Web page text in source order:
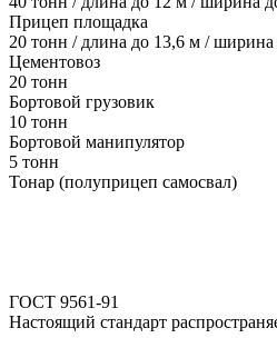
Прицеп площадка
20 тонн / длина до 13,6 м /
Цементовоз
20 тонн
Бортовой грузовик
10 тонн
Бортовой манипулятор
5 тонн
Тонар (полуприцеп самосвал)
ГОСТ 9561-91
Настоящий стандарт